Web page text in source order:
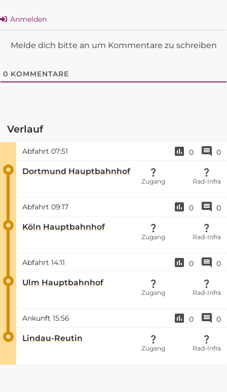
Anmelden
Melde dich bitte an um Kommentare zu schreiben
0 KOMMENTARE
Verlauf
Abfahrt 07:51 0 0
Dortmund Hauptbahnhof
Zugang Rad-Infra
Abfahrt 09:17 0 0
Köln Hauptbahnhof
Zugang Rad-Infra
Abfahrt 14:11 0 0
Ulm Hauptbahnhof
Zugang Rad-Infra
Ankunft 15:56 0 0
Lindau-Reutin
Zugang Rad-Infra